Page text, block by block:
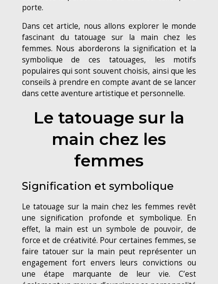
porte.
Dans cet article, nous allons explorer le monde
fascinant du tatouage sur la main chez les
femmes. Nous aborderons la signification et la
symbolique de ces tatouages, les motifs
populaires qui sont souvent choisis, ainsi que les
conseils à prendre en compte avant de se lancer
dans cette aventure artistique et personnelle.
Le tatouage sur la
main chez les
femmes
Signification et symbolique
Le tatouage sur la main chez les femmes revêt
une signification profonde et symbolique. En
effet, la main est un symbole de pouvoir, de
force et de créativité. Pour certaines femmes, se
faire tatouer sur la main peut représenter un
engagement fort envers leurs convictions ou
une étape marquante de leur vie. C’est